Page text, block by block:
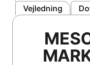
Vejledning